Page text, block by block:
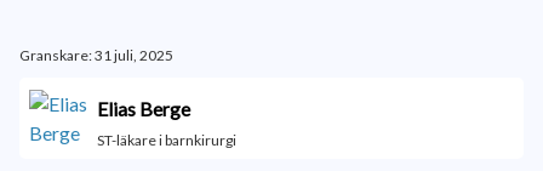
Granskare: 31 juli, 2025
Elias Berge
ST-läkare i barnkirurgi